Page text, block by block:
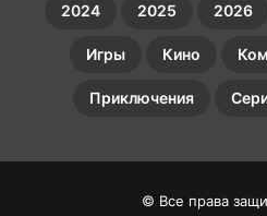
2024 2025 2026
Игры Кино
Приключения
© Все права